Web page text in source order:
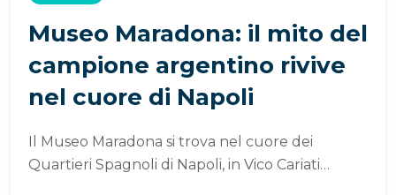
Museo Maradona: il mito del
campione argentino rivive
nel cuore di Napoli
Il Museo Maradona si trova nel cuore dei
Quartieri Spagnoli di Napoli, in Vico Cariati…